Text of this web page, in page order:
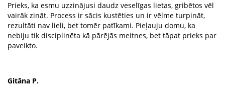
Prieks, ka esmu uzzinājusi daudz veselīgas lietas, gribētos vēl
vairāk zināt. Process ir sācis kustēties un ir vēlme turpināt,
rezultāti nav lieli, bet tomēr patīkami. Pieļauju domu, ka
nebiju tik disciplinēta kā pārējās meitnes, bet tāpat prieks par
paveikto.
Gitāna P.